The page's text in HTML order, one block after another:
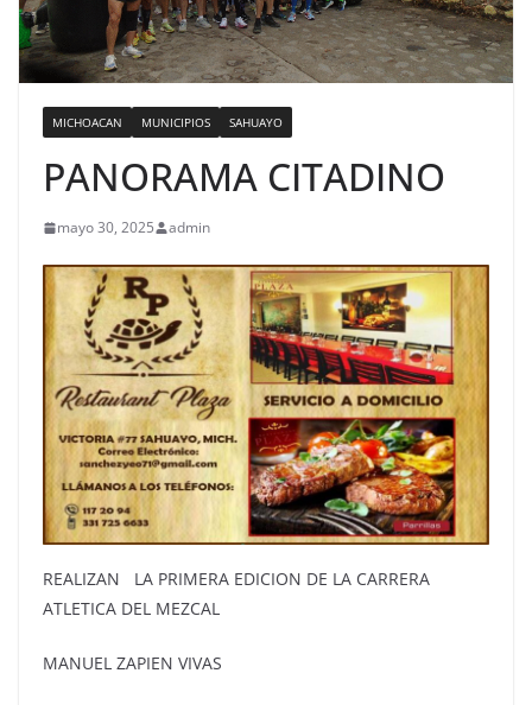
MICHOACAN MUNICIPIOS SAHUAYO
PANORAMA CITADINO
mayo 30, 2025 admin
REALIZAN LA PRIMERA EDICION DE LA CARRERA
ATLETICA DEL MEZCAL
MANUEL ZAPIEN VIVAS